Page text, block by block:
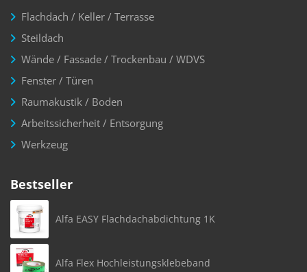
Flachdach / Keller / Terrasse
Steildach
Wände / Fassade / Trockenbau / WDVS
Fenster / Türen
Raumakustik / Boden
Arbeitssicherheit / Entsorgung
Werkzeug
Bestseller
Alfa EASY Flachdachabdichtung 1K
Alfa Flex Hochleistungsklebeband